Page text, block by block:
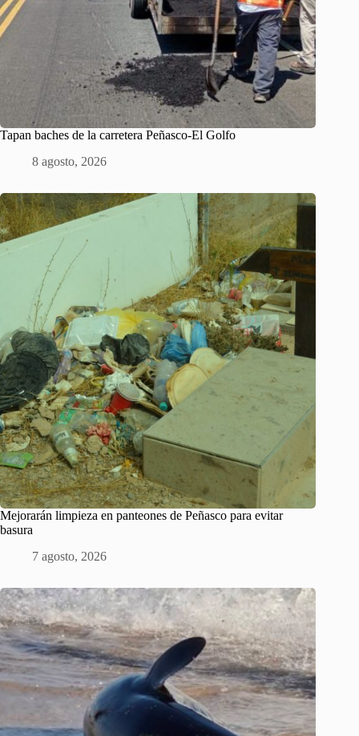
Tapan baches de la carretera Peñasco-El Golfo
8 agosto, 2026
Mejorarán limpieza en panteones de Peñasco para evitar
basura
7 agosto, 2026